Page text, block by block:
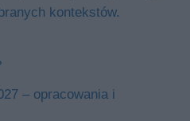
kontekstów.
– opracowania i